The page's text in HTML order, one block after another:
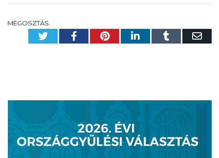
MEGOSZTÁS.
TwitterFacebookPinterest
LinkedIn
Tumblr